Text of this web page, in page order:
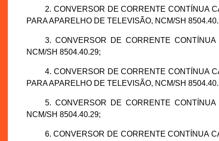
2. CONVERSOR DE CORRENTE CONTÍNUA
PARA APARELHO DE TELEVISÃO, NCM/SH
3. CONVERSOR DE CORRENTE
NCM/SH 8504.40.29;
4. CONVERSOR DE CORRENTE CONTÍNUA
PARA APARELHO DE TELEVISÃO, NCM/SH
5. CONVERSOR DE CORRENTE
NCM/SH 8504.40.29;
6. CONVERSOR DE CORRENTE CONTÍNUA